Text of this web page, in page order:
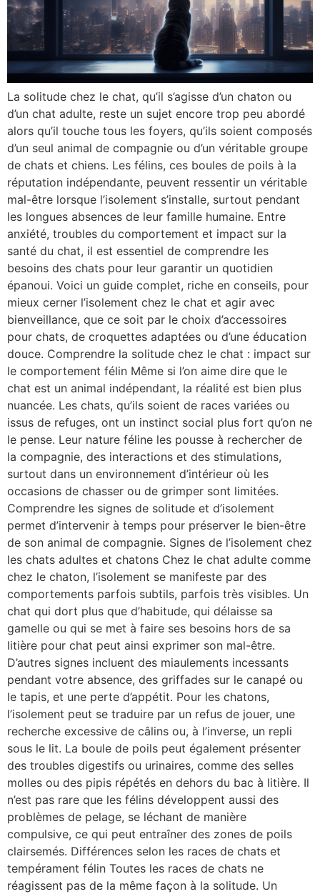
La solitude chez le chat, qu’il s’agisse d’un chaton ou
d’un chat adulte, reste un sujet encore trop peu abordé
alors qu’il touche tous les foyers, qu’ils soient composés
d’un seul animal de compagnie ou d’un véritable groupe
de chats et chiens. Les félins, ces boules de poils à la
réputation indépendante, peuvent ressentir un véritable
mal-être lorsque l’isolement s’installe, surtout pendant
les longues absences de leur famille humaine. Entre
anxiété, troubles du comportement et impact sur la
santé du chat, il est essentiel de comprendre les
besoins des chats pour leur garantir un quotidien
épanoui. Voici un guide complet, riche en conseils, pour
mieux cerner l’isolement chez le chat et agir avec
bienveillance, que ce soit par le choix d’accessoires
pour chats, de croquettes adaptées ou d’une éducation
douce. Comprendre la solitude chez le chat : impact sur
le comportement félin Même si l’on aime dire que le
chat est un animal indépendant, la réalité est bien plus
nuancée. Les chats, qu’ils soient de races variées ou
issus de refuges, ont un instinct social plus fort qu’on ne
le pense. Leur nature féline les pousse à rechercher de
la compagnie, des interactions et des stimulations,
surtout dans un environnement d’intérieur où les
occasions de chasser ou de grimper sont limitées.
Comprendre les signes de solitude et d’isolement
permet d’intervenir à temps pour préserver le bien-être
de son animal de compagnie. Signes de l’isolement chez
les chats adultes et chatons Chez le chat adulte comme
chez le chaton, l’isolement se manifeste par des
comportements parfois subtils, parfois très visibles. Un
chat qui dort plus que d’habitude, qui délaisse sa
gamelle ou qui se met à faire ses besoins hors de sa
litière pour chat peut ainsi exprimer son mal-être.
D’autres signes incluent des miaulements incessants
pendant votre absence, des griffades sur le canapé ou
le tapis, et une perte d’appétit. Pour les chatons,
l’isolement peut se traduire par un refus de jouer, une
recherche excessive de câlins ou, à l’inverse, un repli
sous le lit. La boule de poils peut également présenter
des troubles digestifs ou urinaires, comme des selles
molles ou des pipis répétés en dehors du bac à litière. Il
n’est pas rare que les félins développent aussi des
problèmes de pelage, se léchant de manière
compulsive, ce qui peut entraîner des zones de poils
clairsemés. Différences selon les races de chats et
tempérament félin Toutes les races de chats ne
réagissent pas de la même façon à la solitude. Un